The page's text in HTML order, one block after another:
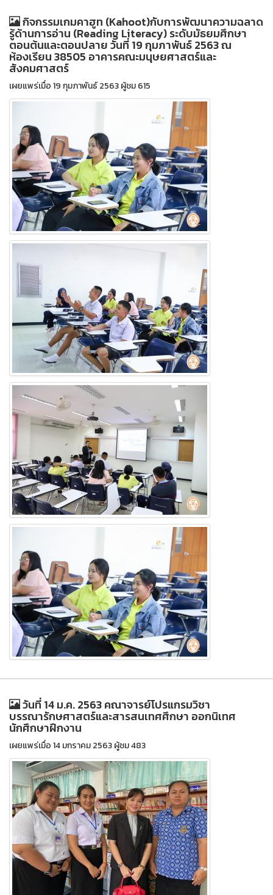
กิจกรรมเกมคาฮูท (Kahoot)กับการพัฒนาความฉลาด
รู้ด้านการอ่าน (Reading Literacy) ระดับมัธยมศึกษา
ตอนต้นและตอนปลาย วันที่ 19 กุมภาพันธ์ 2563 ณ
ห้องเรียน 38505 อาคารคณะมนุษยศาสตร์และ
สังคมศาสตร์
เผยแพร่เมื่อ 19 กุมภาพันธ์ 2563 ผู้ชม 615
วันที่ 14 ม.ค. 2563 คณาจารย์โปรแกรมวิชา
บรรณารักษศาสตร์และสารสนเทศศึกษา ออกนิเทศ
นักศึกษาฝึกงาน
เผยแพร่เมื่อ 14 มกราคม 2563 ผู้ชม 483